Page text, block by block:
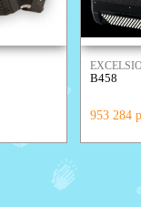
B458
953 284